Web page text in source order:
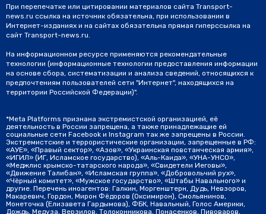
При перепечатке или цитировании материалов сайта Transport-
news.ru ссылка на источник обязательна, при использовании в
Интернет-изданиях и на сайтах обязательна прямая гиперссылка на
сайт Transport-news.ru.
На информационном ресурсе применяются рекомендательные
технологии (информационные технологии предоставления информации
на основе сбора, систематизации и анализа сведений, относящихся к
предпочтениям пользователей сети "Интернет", находящихся на
территории Российской Федерации)".
*Meta Platforms признана экстремистской организацией, её
деятельность в России запрещена, а также принадлежащие ей
социальные сети Facebook и Instagram так же запрещены в России.
Экстремистские и террористические организации, запрещенные в РФ:
«АУЕ», «Правый сектор», «Азов», «Украинская повстанческая армия»,
«ИГИЛ» (ИГ, Исламское государство), «Аль-Каида», «УНА-УНСО»,
«Меджлис крымско-татарского народа», «Свидетели Иеговы»,
«Движение Талибан», «Исламская группа», «Добровольчий рух»,
«Чёрный комитет», «Мужское государство», «Штабы Навального» и
другие. Перечень иноагентов: Галкин, Моргенштерн, Дудь, Невзоров,
Макаревич, Гордон, Мирон Фёдоров (Оксимирон), Смольянинов,
Монеточка (Елизавета Гардымова), ФБК, Навальный, Голос Америки,
Дождь, Медуза, Верзилов, Толоконникова, Понасенков, Пивоваров,